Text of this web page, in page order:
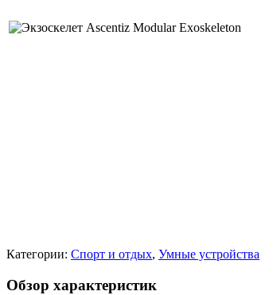
Категории: Спорт и отдых, Умные устройства
Обзор характеристик